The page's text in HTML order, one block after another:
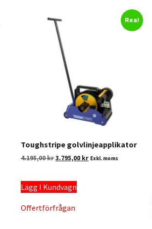
Rea!
Toughstripe golvlinjeapplikator
4.195,00kr3.795,00 kr Exkl. moms
Lägg I Kundvagn
Offertförfrågan